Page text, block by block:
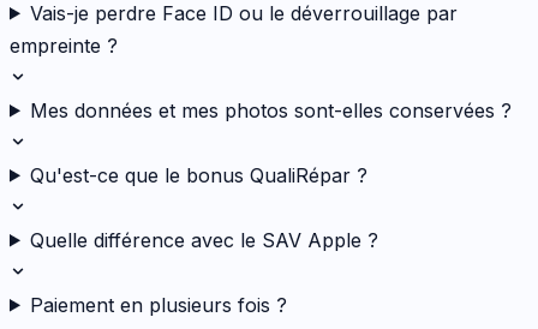
Vais-je perdre Face ID ou le déverrouillage par
empreinte ?
Mes données et mes photos sont-elles conservées ?
Qu'est-ce que le bonus QualiRépar ?
Quelle différence avec le SAV Apple ?
Paiement en plusieurs fois ?